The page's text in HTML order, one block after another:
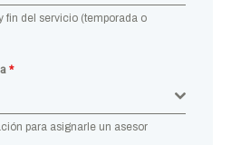
fin del servicio (temporada o
*
para asignarle un asesor